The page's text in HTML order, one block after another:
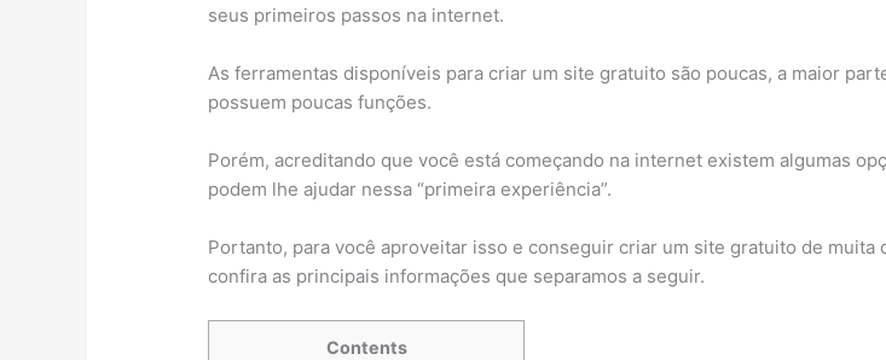
seus primeiros passos na internet.
As ferramentas disponíveis para criar um site gratuito são poucas, a maior
possuem poucas funções.
Porém, acreditando que você está começando na internet existem algumas
podem lhe ajudar nessa “primeira experiência”.
Portanto, para você aproveitar isso e conseguir criar um site gratuito de muita
confira as principais informações que separamos a seguir.
Contents